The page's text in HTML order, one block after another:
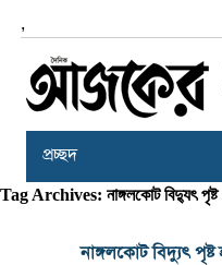
,
প্রচ্ছদ
Tag Archives: নাঙ্গলকোট বিদ্যুৎ পৃষ্ট
নাঙ্গলকোট বিদ্যুৎ